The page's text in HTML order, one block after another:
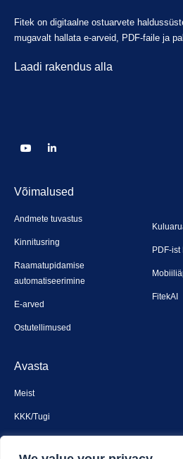
Fitek on digitaalne ostuarvete
mugavalt hallata e-arveid, PDF-faile ja
Laadi rakendus alla
Võimalused
Andmete tuvastus
Kinnitusring
Raamatupidamise
automatiseerimine
E-arved
Ostutellimused
PDF-ist
FitekAI
Avasta
Meist
KKK/Tugi